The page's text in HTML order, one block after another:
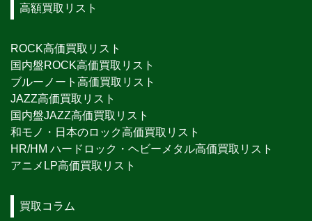
高額買取リスト
ROCK高価買取リスト
国内盤ROCK高価買取リスト
ブルーノート高価買取リスト
JAZZ高価買取リスト
国内盤JAZZ高価買取リスト
和モノ・日本のロック高価買取リスト
HR/HM ハードロック・ヘビーメタル高価買取リスト
アニメLP高価買取リスト
買取コラム